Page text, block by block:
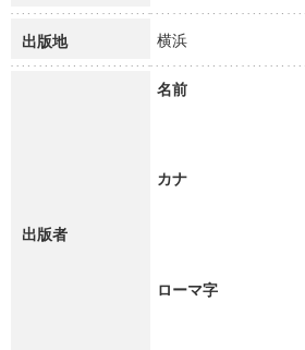
出版地 横浜
出版者
名前
カナ
ローマ字